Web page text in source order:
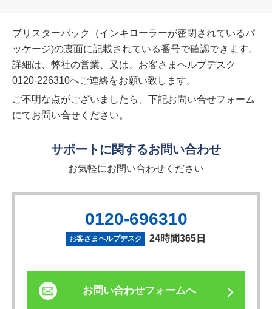
ブリスターパック（インキローラーが密閉されているパ
ッケージ)の裏面に記載されている番号で確認できます。
詳細は、弊社の営業、又は、お客さまヘルプデスク
0120-226310へご連絡をお願い致します。
ご不明な点がございましたら、下記お問い合せフォーム
にてお問い合せください。
サポートに関するお問い合わせ
お気軽にお問い合わせください
0120-696310
お客さまヘルプデスク 24時間365日
お問い合わせフォームへ